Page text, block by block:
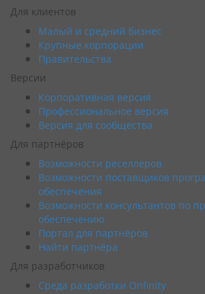
Для клиентов
Малый и средний бизнес
Крупные корпорации
Правительства
Версии
Корпоративная версия
Профессиональное версия
Версия для сообщества
Для партнёров
Возможности реселлеров
Возможности поставщиков
обеспечения
Возможности консультантов по
обеспечению
Портал для партнёров
Найти партнёра
Для разработчиков
Среда разработки Onfinity